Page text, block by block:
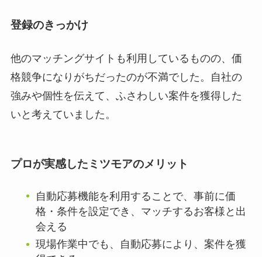
登録のきっかけ
他のマッチングサイトも利用しているものの、価
格競争になりがちだったのが不満でした。自社の
強みや個性を伝えて、ふさわしい案件を獲得した
いと考えていました。
プロが実感したミツモアのメリット
自動応募機能を利用することで、事前に価
格・条件を設定でき、マッチするお客様と出
会える
現場作業中でも、自動応募により、案件を獲